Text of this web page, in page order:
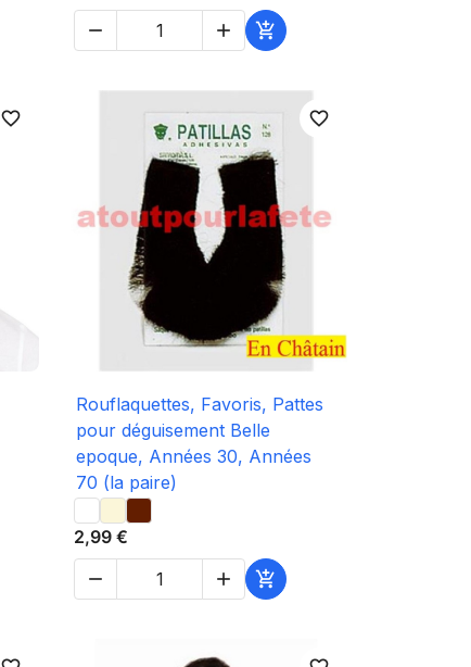
  
favorite_border
Aperçu rapide
favorite_border
Rouflaquettes, Favoris, Pattes
pour déguisement Belle
epoque, Années 30, Années
70 (la paire)
2,99 €

 